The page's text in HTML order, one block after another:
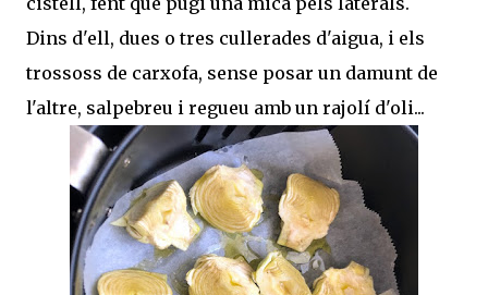
Dins d'ell, dues o tres cullerades d'aigua, i els
trossoss de carxofa, sense posar un damunt de
l'altre, salpebreu i regueu amb un rajolí d'oli...